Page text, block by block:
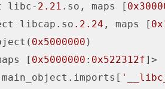
libc- 2.21 .so, maps [
libcap.so .2 .24 , maps [
0x5000000 )
[ 0x5000000 : 0x522312f